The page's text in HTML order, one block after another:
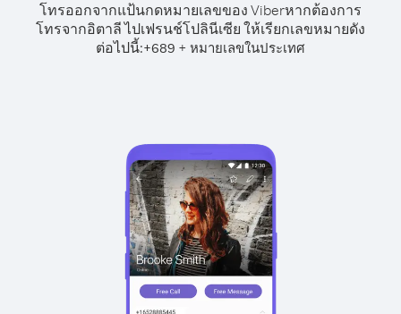
โทรออกจากแป้นกดหมายเลขของ Viberหากต้องการ
โทรจากอิตาลี ไปเฟรนช์โปลินีเซีย ให้เรียกเลขหมายดัง
ต่อไปนี้:+689 + หมายเลขในประเทศ